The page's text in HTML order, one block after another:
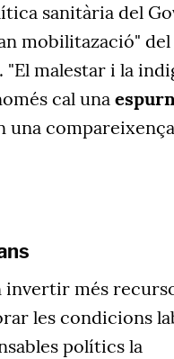
sanitària del
mobilitazació" del
. "El malestar i la
cal una
una
invertir més
les condicions
polítics la